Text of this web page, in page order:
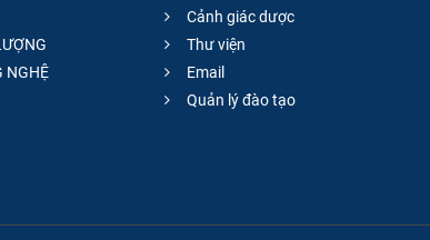
NGHỆ
Cảnh giác dược
Thư viện
Email
Quản lý đào tạo